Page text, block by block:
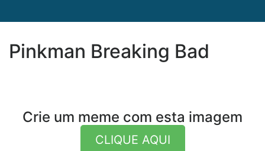
Pinkman Breaking Bad
Crie um meme com esta imagem
CLIQUE AQUI